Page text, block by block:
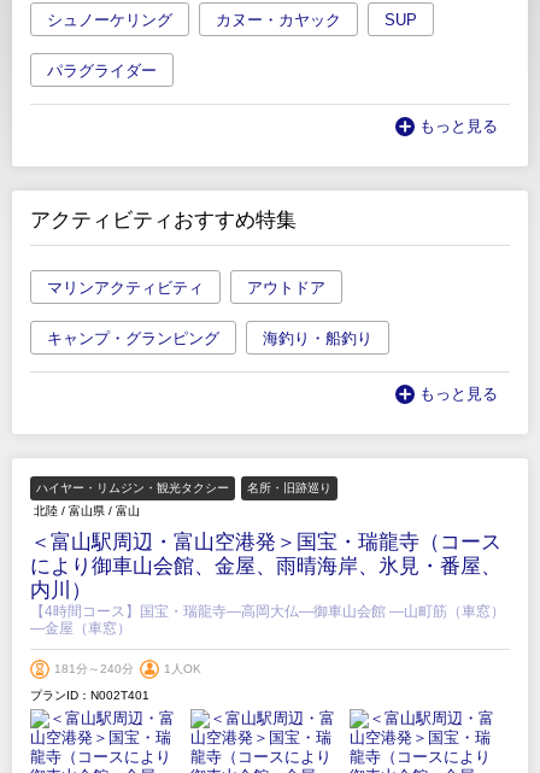
シュノーケリング カヌー・カヤック SUP
パラグライダー
もっと見る
アクティビティおすすめ特集
マリンアクティビティ アウトドア
キャンプ・グランピング 海釣り・船釣り
もっと見る
ハイヤー・リムジン・観光タクシー
名所・旧跡巡り
北陸 / 富山県 / 富山
＜富山駅周辺・富山空港発＞国宝・瑞龍寺（コース
により御車山会館、金屋、雨晴海岸、氷見・番屋、
内川）
【4時間コース】国宝・瑞龍寺―高岡大仏―御車山会館 ―山町筋（車窓）
―金屋（車窓）
181分～240分
1人OK
プランID：N002T401